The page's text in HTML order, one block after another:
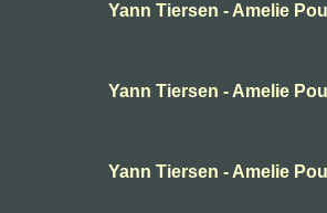
Yann Tiersen - Amelie
Yann Tiersen - Amelie
Yann Tiersen - Amelie